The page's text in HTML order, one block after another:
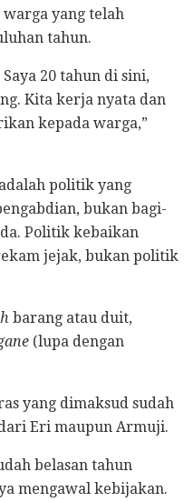
yang telah
tahun.
20 tahun di sini,
Kita kerja nyata dan
kepada warga,”
politik yang
bukan bagi-
Politik kebaikan
jejak, bukan politik
barang atau duit,
(lupa dengan
yang dimaksud sudah
Eri maupun Armuji.
belasan tahun
mengawal kebijakan.